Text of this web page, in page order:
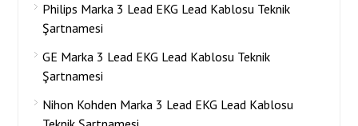
Philips Marka 3 Lead EKG Lead Kablosu Teknik
Şartnamesi
GE Marka 3 Lead EKG Lead Kablosu Teknik
Şartnamesi
Nihon Kohden Marka 3 Lead EKG Lead Kablosu